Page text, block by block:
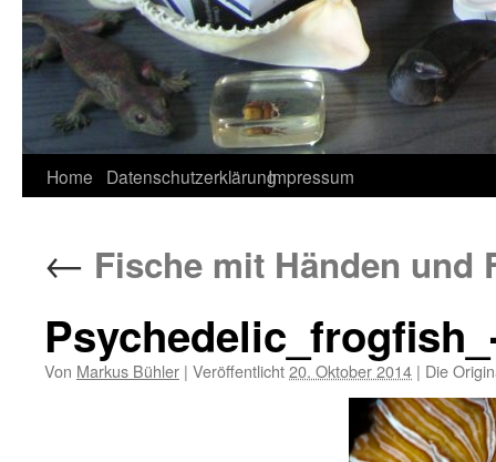
Home DatenschutzerklärungImpressum
← Fische mit Händen und
Von Markus Bühler | Veröffentlicht20. Oktober 2014 | Die